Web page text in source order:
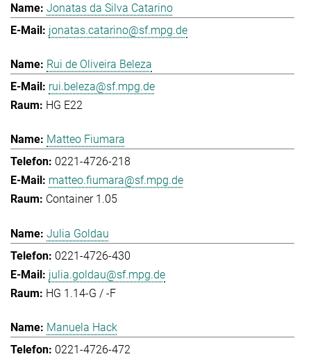
Jonatas da Silva Catarino
jonatas.catarino@sf.mpg.de
Rui de Oliveira Beleza
rui.beleza@sf.mpg.de
HG E22
Matteo Fiumara
0221-4726-218
matteo.fiumara@sf.mpg.de
Container 1.05
Julia Goldau
0221-4726-430
julia.goldau@sf.mpg.de
HG 1.14-G / -F
Manuela Hack
0221-4726-472